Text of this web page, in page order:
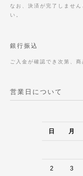
なお、決済が完了しませ
い。
銀行振込
ご入金が確認でき次第、
営業日について
日 月
2 3